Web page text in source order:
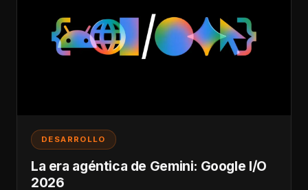
DESARROLLO
La era agéntica de Gemini: Google I/O
2026